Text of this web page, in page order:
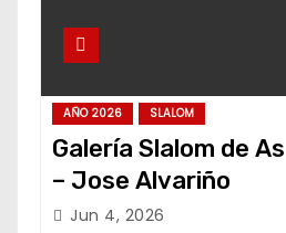
AÑO 2026 SLALOM
Galería Slalom de
– Jose Alvariño
Jun 4, 2026